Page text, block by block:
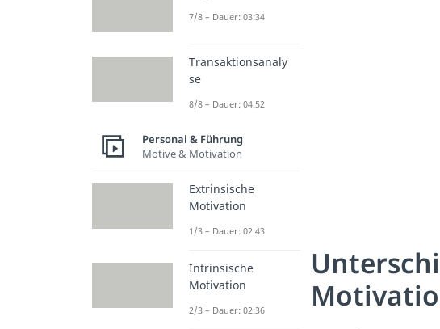
7/8 – Dauer: 03:34
Transaktionsanaly
se
8/8 – Dauer: 04:52
Personal & Führung
Motive & Motivation
Extrinsische
Motivation
1/3 – Dauer: 02:43
Intrinsische
Motivation
2/3 – Dauer: 02:36